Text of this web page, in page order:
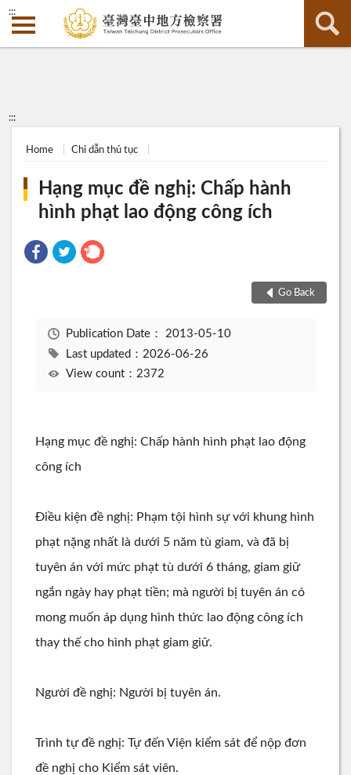
:::
:::
Home Chỉ dẫn thủ tục
Hạng mục đề nghị: Chấp hành
hình phạt lao động công ích
Go Back
Publication Date： 2013-05-10
Last updated：2026-06-26
View count：2372
Hạng mục đề nghị: Chấp hành hình phạt lao động
công ích
Điều kiện đề nghị: Phạm tội hình sự với khung hình
phạt nặng nhất là dưới 5 năm tù giam, và đã bị
tuyên án với mức phạt tù dưới 6 tháng, giam giữ
ngắn ngày hay phạt tiền; mà người bị tuyên án có
mong muốn áp dụng hình thức lao động công ích
thay thế cho hình phạt giam giữ.
Người đề nghị: Người bị tuyên án.
Trình tự đề nghị: Tự đến Viện kiểm sát để nộp đơn
đề nghị cho Kiểm sát viên.